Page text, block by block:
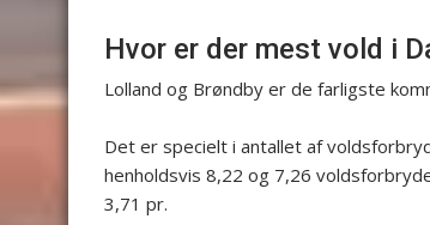
Hvor er der mest vold i
Lolland og Brøndby er de farligste
Det er specielt i antallet af
henholdsvis 8,22 og 7,26
3,71 pr.